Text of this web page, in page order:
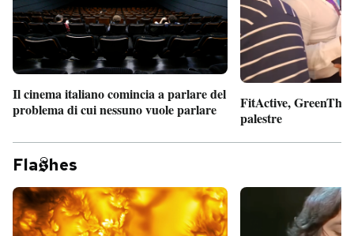
Il cinema italiano comincia a parlare del
problema di cui nessuno vuole parlare
FitActive,
palestre
Fla hes